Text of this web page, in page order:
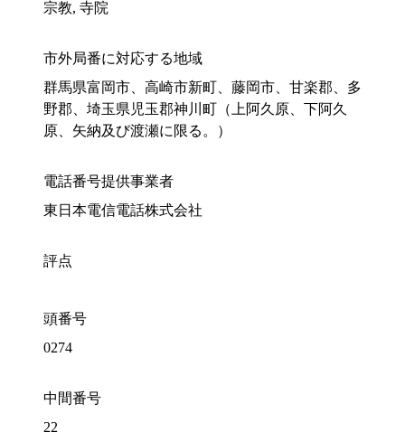
宗教, 寺院
市外局番に対応する地域
群馬県富岡市、高崎市新町、藤岡市、甘楽郡、多
野郡、埼玉県児玉郡神川町（上阿久原、下阿久
原、矢納及び渡瀬に限る。）
電話番号提供事業者
東日本電信電話株式会社
評点
頭番号
0274
中間番号
22